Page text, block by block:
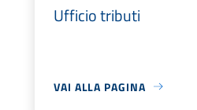
Ufficio tributi
VAI ALLA PAGINA